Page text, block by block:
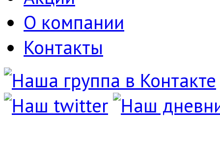
О компании
Контакты